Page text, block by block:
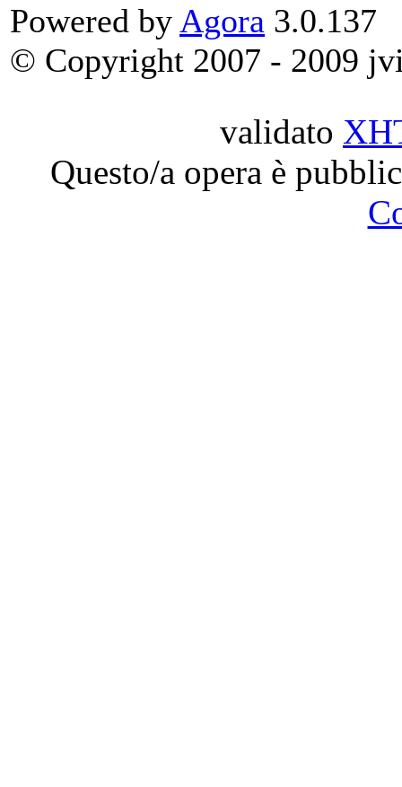
Powered by Agora 3.0.137
© Copyright 2007 - 2009
validato
Questo/a opera è